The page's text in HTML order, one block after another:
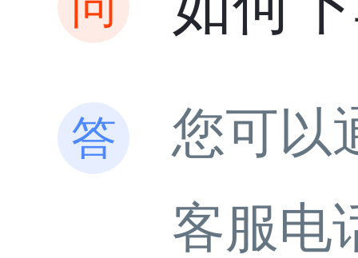
您可以
客服电